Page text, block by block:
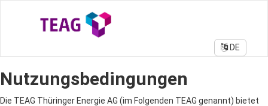
DE
Nutzungsbedingungen
Die TEAG Thüringer Energie AG (im Folgenden TEAG genannt) bietet